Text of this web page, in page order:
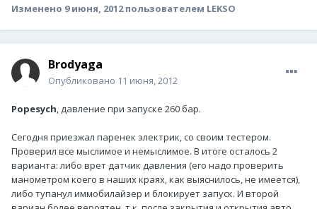
Изменено 9 июня, 2012пользователем LEKSO
Brodyaga
Опубликовано 11 июня, 2012
Popesych, давление при запуске 260 бар.
Сегодня приезжал паренек электрик, со своим тестером.
Проверил все мыслимое и немыслимое. В итоге осталось 2
варианта: либо врет датчик давления (его надо проверить
манометром коего в наших краях, как выяснилось, не имеется),
либо тупанул иммобилайзер и блокирует запуск. И второй